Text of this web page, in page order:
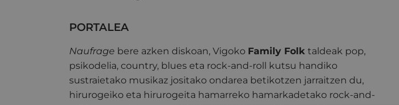
PORTALEA
Naufrage bere azken diskoan, Vigoko Family Folk taldeak pop,
psikodelia, country, blues eta rock-and-roll kutsu handiko
sustraietako musikaz jositako ondarea betikotzen jarraitzen du,
hirurogeiko eta hirurogeita hamarreko hamarkadetako rock-and-